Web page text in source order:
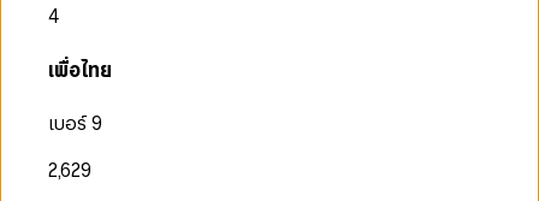
4
เพื่อไทย
เบอร์ 9
2,629